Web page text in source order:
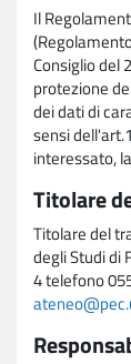
Il
Consiglio del
protezione
dei dati di
sensi
interessato,
Titolare
Titolare del
degli Studi di
4 telefono